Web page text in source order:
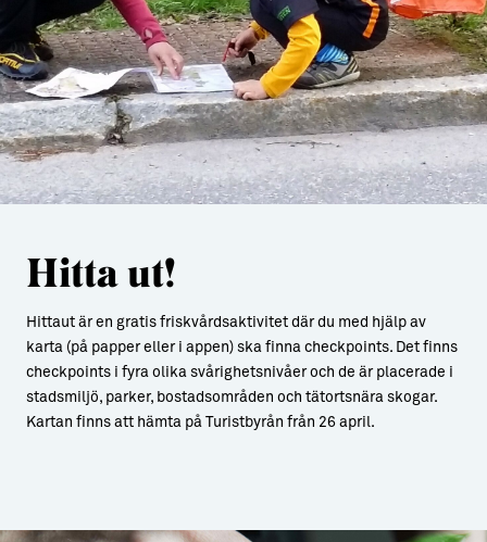
Hitta ut!
Hittaut är en gratis friskvårdsaktivitet där du med hjälp av
karta (på papper eller i appen) ska finna checkpoints. Det finns
checkpoints i fyra olika svårighetsnivåer och de är placerade i
stadsmiljö, parker, bostadsområden och tätortsnära skogar.
Kartan finns att hämta på Turistbyrån från 26 april.